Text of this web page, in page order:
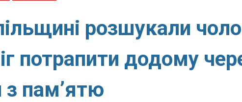
розшукали
потрапити додому
пам’ятю